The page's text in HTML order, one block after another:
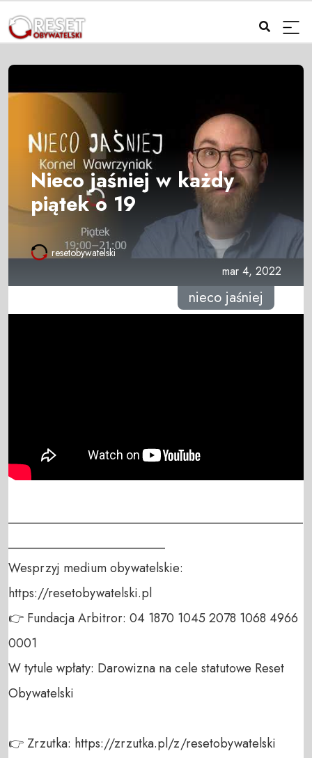
Nieco jaśniej w każdy
piątek o 19
resetobywatelski
mar 4, 2022
nieco jaśniej
_______________________________________________
_________________________
Wesprzyj medium obywatelskie:
https://resetobywatelski.pl
👉 Fundacja Arbitror: 04 1870 1045 2078 1068 4966
0001
W tytule wpłaty: Darowizna na cele statutowe Reset
Obywatelski
👉 Zrzutka: https://zrzutka.pl/z/resetobywatelski